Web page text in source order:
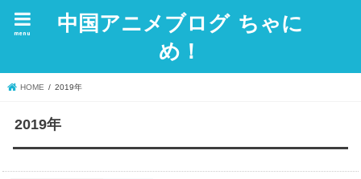
中国アニメブログ ちゃに
め！
menu
HOME 2019年
2019年